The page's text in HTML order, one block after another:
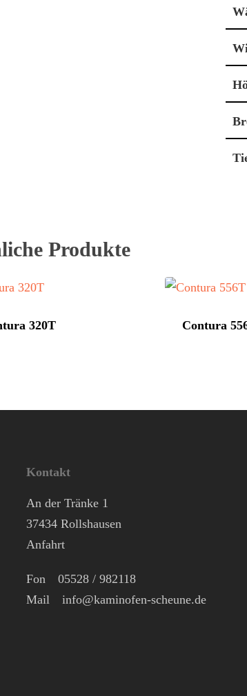
Produkte
320T Contura
Kontakt
An der Tränke 1
37434 Rollshausen
Anfahrt
Fon 05528 / 982118
Mail info@kaminofen-scheune.de